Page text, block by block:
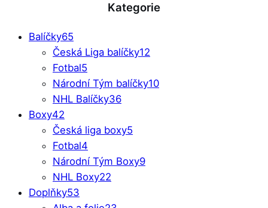
Kategorie
Balíčky65
Česká Liga balíčky12
Fotbal5
Národní Tým balíčky10
NHL Balíčky36
Boxy42
Česká liga boxy5
Fotbal4
Národní Tým Boxy9
NHL Boxy22
Doplňky53